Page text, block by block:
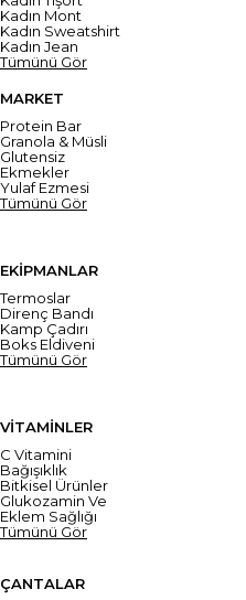
Kadın Mont
Kadın Sweatshirt
Kadın Jean
Tümünü Gör
MARKET
Protein Bar
Granola & Müsli
Glutensiz
Ekmekler
Yulaf Ezmesi
Tümünü Gör
EKİPMANLAR
Termoslar
Direnç Bandı
Kamp Çadırı
Boks Eldiveni
Tümünü Gör
VİTAMİNLER
C Vitamini
Bağışıklık
Bitkisel Ürünler
Glukozamin Ve
Eklem Sağlığı
Tümünü Gör
ÇANTALAR